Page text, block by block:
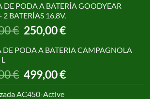
era:
1.055,00 €.
es:
DE PODA A BATERÍA GOODYEAR
BATERÍAS 16,8V.
€ El
precio
original
299,00 €.
250,00€El
precio
actual
250,00 €.
DE PODA A BATERIA CAMPAGNOLA
L
€
El
precio
original
499,00€El
precio
AC450-Active